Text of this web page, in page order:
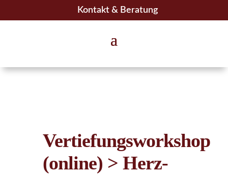
Kontakt & Beratung
Vertiefungsworkshop
(online) > Herz-